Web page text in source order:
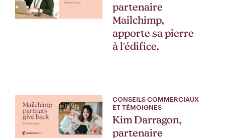
partenaire
Mailchimp,
apporte sa pierre
à l'édifice.
CONSEILS COMMERCIAUX
ET TÉMOIGNES
Kim Darragon,
partenaire